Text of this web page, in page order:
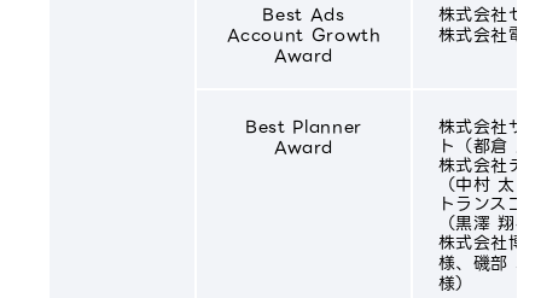
Best Ads
Account Growth
Award
株式会社セ
株式会社電
Best Planner
Award
株式会社サ
ト（都倉 辰
株式会社デ
（中村 太門
トランスコ
（黒澤 翔様
株式会社博
様、磯部 真
様）